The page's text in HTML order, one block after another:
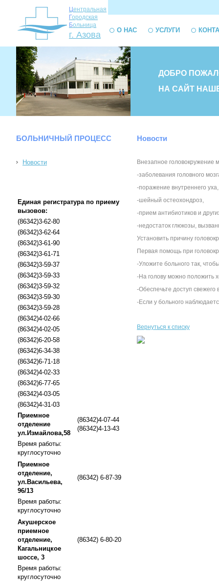
Центральная
Городская
Больница
г. Азова О НАС УСЛУГИ
ДОБРО
НА САЙТ
БОЛЬНИЧНЫЙ ПРОЦЕСС
Новости
Единая регистратура по приему
вызовов:
(86342)3-62-80
(86342)3-62-64
(86342)3-61-90
(86342)3-61-71
(86342)3-59-37
(86342)3-59-33
(86342)3-59-32
(86342)3-59-30
(86342)3-59-28
(86342)4-02-66
(86342)4-02-05
(86342)6-20-58
(86342)6-34-38
(86342)6-71-18
(86342)4-02-33
(86342)6-77-65
(86342)4-03-05
(86342)4-31-03
Приемное
отделение
ул.Измайлова,58
(86342)4-07-44
(86342)4-13-43
Время работы:
круглосуточно
Приемное
отделение,
ул.Васильева,
96/13
(86342) 6-87-39
Время работы:
круглосуточно
Акушерское
приемное
отделение,
Кагальницкое
шоссе, 3
(86342) 6-80-20
Время работы:
круглосуточно
Новости
Внезапное головокружение
-заболевания головного
-поражение внутреннего
-шейный остеохондроз,
-прием антибиотиков и
-недостаток глюкозы,
Установить причину
Первая помощь при
-Уложите больного так,
-На голову можно положить
-Обеспечьте доступ свежего
-Если у больного
Вернуться к списку